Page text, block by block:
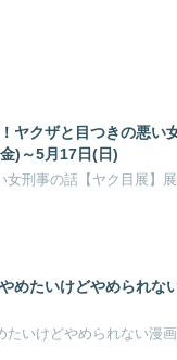
ヤクザと目つきの悪い
)～5月17日(日)
刑事の話【ヤク目展】
めたいけどやめられな
いけどやめられない漫